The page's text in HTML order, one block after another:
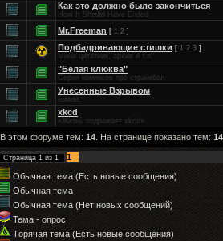
Как это должно было закончиться
How It Should Have Ended
Mr.Freeman [ 1 2 ]
Подбадривающие стишки [ 1 2 3 ]
Мини цитатник, архив и т.п.
"Белая клюква"
Серия комиксов про страйкбол
Унесенные Взрывом
комикс
xkcd
«Жизнь подражает xkcd»
В этом форуме тем: 14 . На странице показано тем: 14
Страница 1 из 1
1
Обычная тема (Есть новые сообщения)
Обычная тема
Обычная тема (Нет новых сообщений)
Тема - опрос
Горячая тема (Есть новые сообщения)